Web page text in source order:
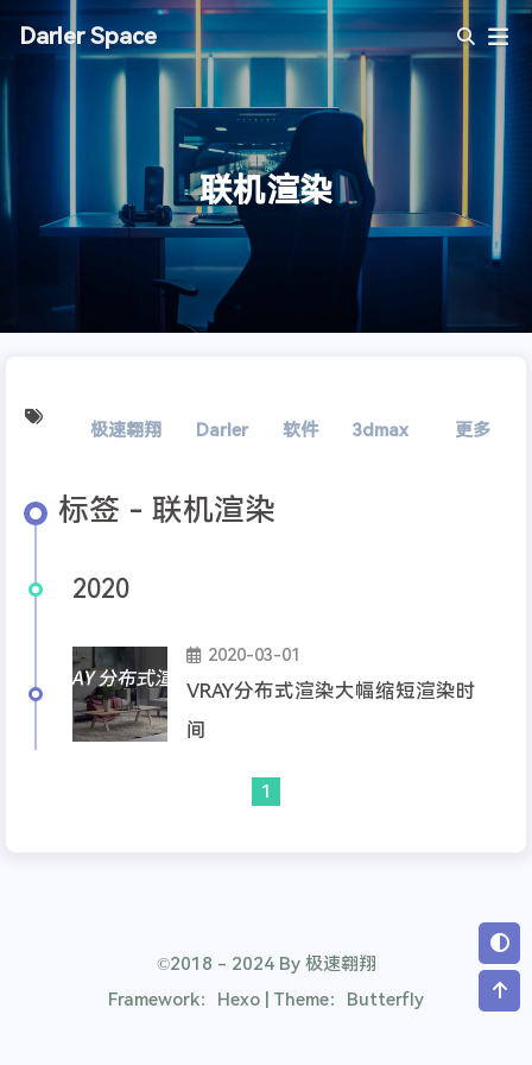
Darler Space
联机渲染
极速翱翔 Darler 软件 3dmax 精简
更多
标签 - 联机渲染
2020
2020-03-01
VRAY分布式渲染大幅缩短渲染时
间
1
©2018 - 2024 By 极速翱翔
Framework：Hexo | Theme：Butterfly